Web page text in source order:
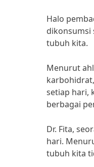
Halo
dikonsumsi
tubuh kita.
Menurut
setiap hari,
berbagai
Dr. Fita,
hari.
tubuh kita